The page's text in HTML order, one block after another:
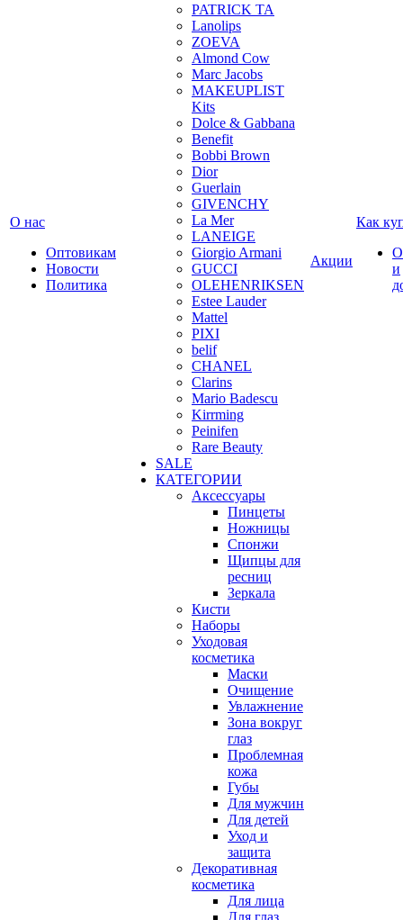
О нас
Оптовикам
Новости
Политика
PATRICK TA
Lanolips
ZOEVA
Almond Cow
Marc Jacobs
MAKEUPLIST
Kits
Dolce & Gabbana
Benefit
Bobbi Brown
Dior
Guerlain
GIVENCHY
La Mer
LANEIGE
Giorgio Armani
GUCCI
OLEHENRIKSEN
Estee Lauder
Mattel
PIXI
belif
CHANEL
Clarins
Mario Badescu
Kirrming
Peinifen
Rare Beauty
SALE
КАТЕГОРИИ
Аксессуары
Пинцеты
Ножницы
Спонжи
Щипцы для
ресниц
Зеркала
Кисти
Наборы
Уходовая
косметика
Маски
Очищение
Увлажнение
Зона вокруг
глаз
Проблемная
кожа
Губы
Для мужчин
Для детей
Уход и
защита
Декоративная
косметика
Для лица
Для глаз
Акции
Как
и